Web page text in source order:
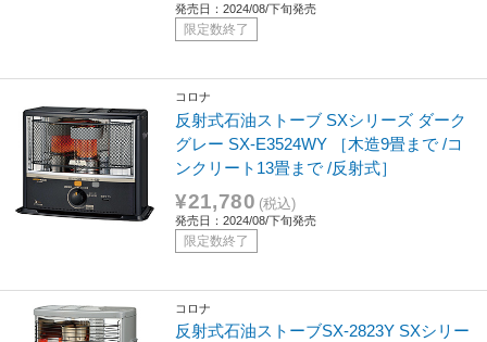
発売日：2024/08/下旬発売
限定数終了
コロナ
反射式石油ストーブ SXシリーズ ダーク
グレー SX-E3524WY ［木造9畳まで /コ
ンクリート13畳まで /反射式］
¥21,780 (税込)
発売日：2024/08/下旬発売
限定数終了
コロナ
反射式石油ストーブSX-2823Y SXシリー